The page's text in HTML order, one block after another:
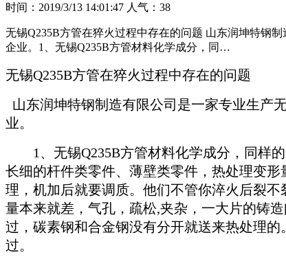
时间：2019/3/13 14:01:47 人气： 38
无锡Q235B方管在猝火过程中存在的问题 山东润坤特钢
企业。1、无锡Q235B方管材料化学成分，同…
无锡Q235B方管在猝火过程中存在的问题
山东润坤特钢制造有限公司是一家专业生产
业。
1、无锡Q235B方管材料化学成分，同样的
长细的杆件类零件、薄壁类零件，热处理变
理，机加后就要调质。他们不管你淬火后裂
量本来就差，气孔，疏松,夹杂，一大片的铸
过，碳素钢和合金钢没有分开就送来热处理
过。